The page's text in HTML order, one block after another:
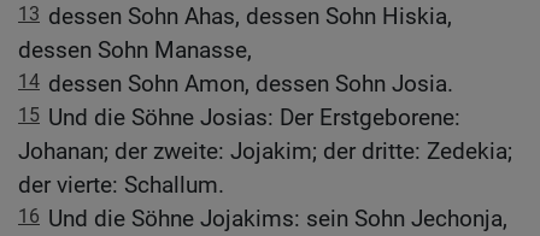
13 dessen Sohn Ahas, dessen Sohn Hiskia,
dessen Sohn Manasse,
14 dessen Sohn Amon, dessen Sohn Josia.
15 Und die Söhne Josias: Der Erstgeborene:
Johanan; der zweite: Jojakim; der dritte: Zedekia;
der vierte: Schallum.
16 Und die Söhne Jojakims: sein Sohn Jechonja,